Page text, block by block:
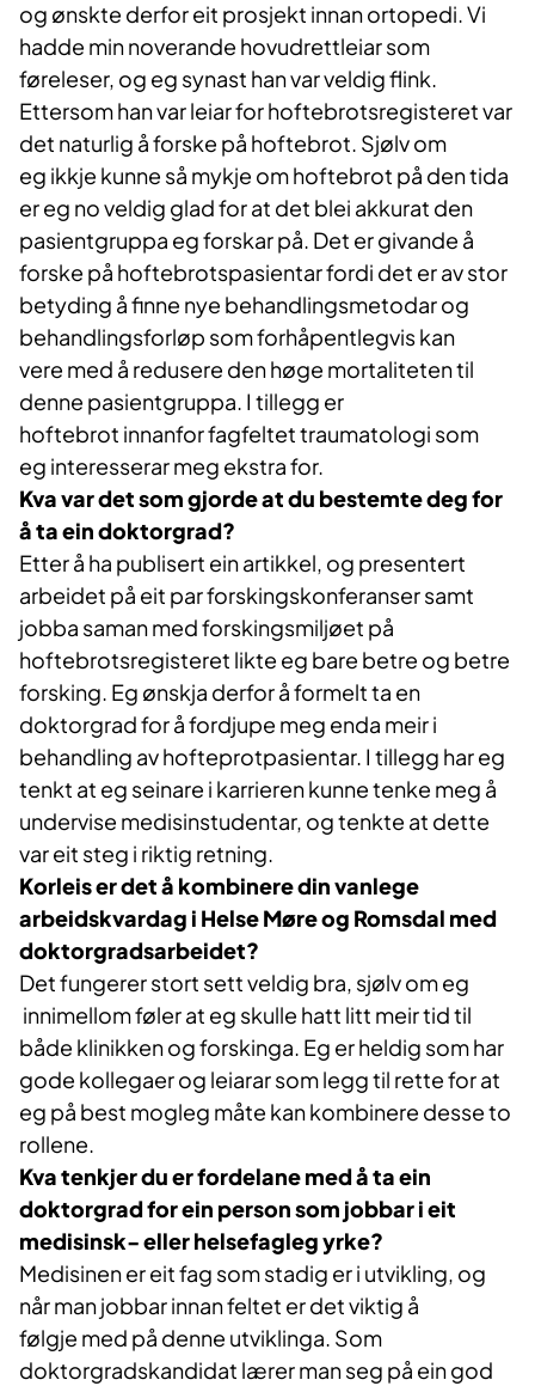
og ønskte derfor eit prosjekt innan ortopedi. Vi
hadde min noverande hovudrettleiar som
føreleser, og eg synast han var veldig flink.
Ettersom han var leiar for hoftebrotsregisteret var
det naturlig å forske på hoftebrot. Sjølv om
eg ikkje kunne så mykje om hoftebrot på den tida
er eg no veldig glad for at det blei akkurat den
pasientgruppa eg forskar på. Det er givande å
forske på hoftebrotspasientar fordi det er av stor
betyding å finne nye behandlingsmetodar og
behandlingsforløp som forhåpentlegvis kan
vere med å redusere den høge mortaliteten til
denne pasientgruppa. I tillegg er
hoftebrot innanfor fagfeltet traumatologi som
eg interesserar meg ekstra for.
Kva var det som gjorde at du bestemte deg for
å ta ein doktorgrad?
Etter å ha publisert ein artikkel, og presentert
arbeidet på eit par forskingskonferanser samt
jobba saman med forskingsmiljøet på
hoftebrotsregisteret likte eg bare betre og betre
forsking. Eg ønskja derfor å formelt ta en
doktorgrad for å fordjupe meg enda meir i
behandling av hofteprotpasientar. I tillegg har eg
tenkt at eg seinare i karrieren kunne tenke meg å
undervise medisinstudentar, og tenkte at dette
var eit steg i riktig retning.
Korleis er det å kombinere din vanlege
arbeidskvardag i Helse Møre og Romsdal med
doktorgradsarbeidet?
Det fungerer stort sett veldig bra, sjølv om eg​
innimellom føler at eg skulle hatt litt meir ​tid til
både klinikken og forskinga. Eg er heldig som har
gode kollegaer og leiarar som legg til rette for at
eg på best mogleg måte kan kombinere desse to
rollene.
Kva tenkjer du er fordelane med å ta ein
doktorgrad for ein person som jobbar i eit
medisinsk- eller helsefagleg yrke?
Medisinen er eit fag som stadig er i utvikling, og
når man jobbar innan feltet er det viktig å
følgje med på denne utviklinga. Som
doktorgradskandidat lærer man seg på ein god